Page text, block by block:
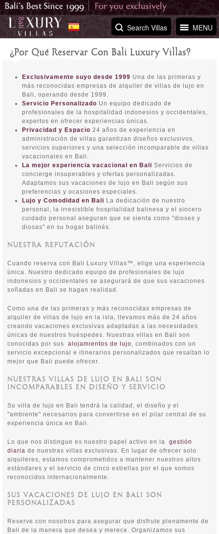
MENU
Search Villas
¿Por Qué Reservar Con Bali Luxury Villas?
Exclusivamente suyo desde 1999 Una de las primeras y
más reconocidas empresas de alquiler de villas de lujo en
Bali, operando desde 1999.
Servicio Personalizado Un equipo dedicado de
profesionales de la hospitalidad indonesios y occidentales,
expertos en ofrecer experiencias únicas.
Privacidad y Espacio 24 años de experiencia en
administración de villas garantizan diseños exclusivos,
servicios superiores y una selección incomparable de villas
vacacionales en Bali.
La mejor experiencia vacacional en Bali Servicios de
concierge insuperables y ofertas personalizadas.
Adaptamos sus vacaciones de lujo en Bali según sus
preferencias y ocasiones especiales.
Lujo y Comodidad en Bali La dedicación de nuestro
personal, la irresistible hospitalidad balinesa y el sincero
cuidado personal aseguran que se sienta como "dioses y
diosas" en su hogar balinés.
NUESTRA REPUTACIÓN
Cuando reserva con Bali Luxury Villas™, elige una experiencia
única. Nuestro dedicado equipo de profesionales de lujo
indonesios y occidentales se asegurará de que sus vacaciones
soñadas en Bali se hagan realidad.
Como una de las primeras y más reconocidas empresas de
alquiler de villas de lujo en la isla, llevamos más de 24 años
creando vacaciones exclusivas adaptadas a las necesidades
únicas de nuestros huéspedes. Nuestras villas en Bali son
conocidas por sus alojamientos de lujo, combinados con un
servicio excepcional e itinerarios personalizados que resaltan lo
mejor que Bali puede ofrecer.
NUESTRAS VILLAS DE LUJO EN BALI SON
INCOMPARABLES EN DISEÑO Y SERVICIO
Su villa de lujo en Bali tendrá la calidad, el diseño y el
"ambiente" necesarios para convertirse en el pilar central de su
experiencia única en Bali.
Lo que nos distingue es nuestro papel activo en la gestión
diaria de nuestras villas exclusivas. En lugar de ofrecer solo
alquileres, estamos comprometidos a mantener nuestros altos
estándares y el servicio de cinco estrellas por el que somos
reconocidos internacionalmente.
SUS VACACIONES DE LUJO EN BALI SON
PERSONALIZADAS
Reserve con nosotros para asegurar que disfrute plenamente de
Bali de la manera que desea y merece. Organizamos sus